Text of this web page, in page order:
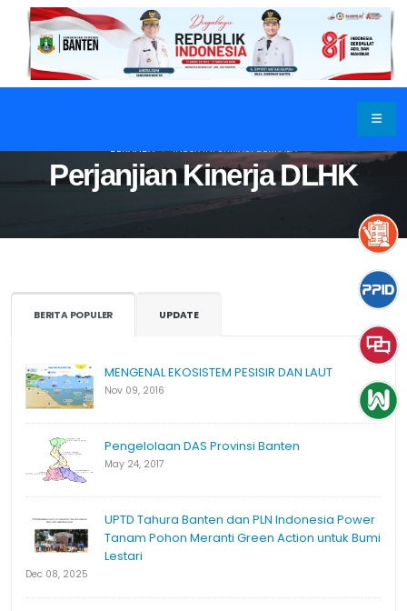
Perjanjian Kinerja DLHK
BERANDA INDEX INFORMASI BERKALA
BERITA POPULER UPDATE
MENGENAL EKOSISTEM PESISIR DAN LAUT
Nov 09, 2016
Pengelolaan DAS Provinsi Banten
May 24, 2017
UPTD Tahura Banten dan PLN Indonesia Power
Tanam Pohon Meranti Green Action untuk Bumi
Lestari
Dec 08, 2025